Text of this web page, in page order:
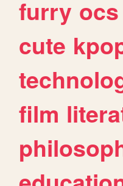
furry ocs
cute
film